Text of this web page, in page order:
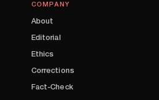
COMPANY
About
Editorial
Ethics
Corrections
Fact-Check